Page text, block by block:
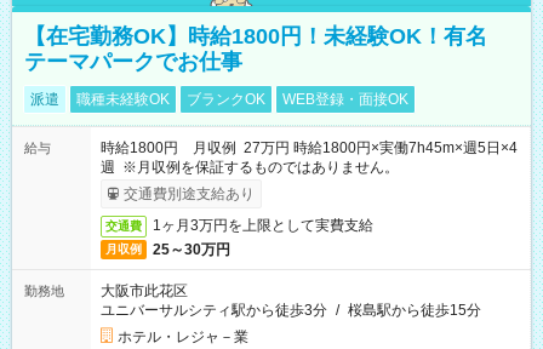
【在宅勤務OK】時給1800円！未経験OK！有名
テーマパークでお仕事
派遣 職種未経験OK ブランクOK WEB登録・面接OK
給与
時給1800円 月収例 27万円 時給1800円×実働7h45m×週5日×4
週 ※月収例を保証するものではありません。
交通費別途支給あり
交通費 1ヶ月3万円を上限として実費支給
月収例 25～30万円
勤務地
大阪市此花区
ユニバーサルシティ駅から徒歩3分 / 桜島駅から徒歩15分
ホテル・レジャ－業